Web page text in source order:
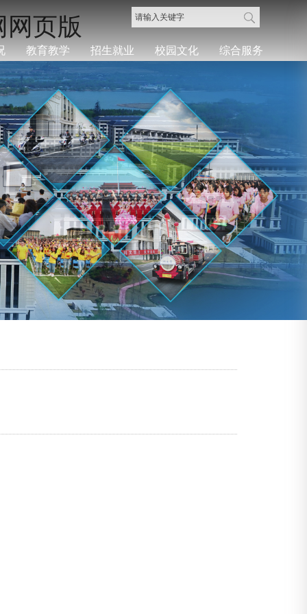
网页版
教育教学 招生就业 校园文化 综合服务